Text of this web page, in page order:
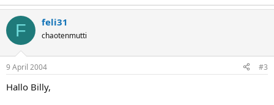
F feli31
chaotenmutti
9 April 2004 #3
Hallo Billy,